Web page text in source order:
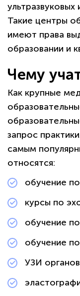
Такие центры
имеют права
образовании и
Чему
Как крупные
запрос
самым
относятся:
обучение
курсы по
обучение
обучение
УЗИ